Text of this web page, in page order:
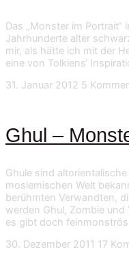
Das „Monster im
Jahrhunderte alter
mir, als hätte ich mit der
eine von Tolkiens‘
31. Januar 2012 5
Ghul –
Ghule sind
moslemischen Welt
berühmten Verwandten,
werden Ghul, Zombie
es gibt doch
30. Dezember 2011 17